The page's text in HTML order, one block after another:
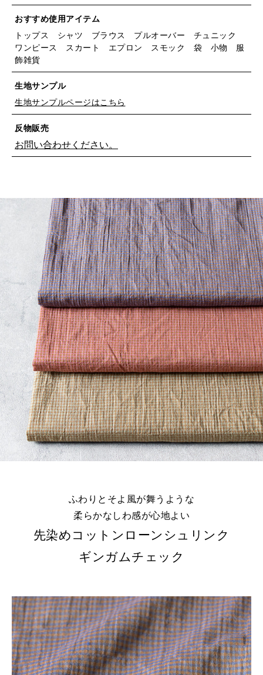
おすすめ使用アイテム
トップス シャツ ブラウス プルオーバー チュニック
ワンピース スカート エプロン スモック 袋 小物 服
飾雑貨
生地サンプル
生地サンプルページはこちら
反物販売
お問い合わせください。
※詳しくはこちら
※詳しくはこちら
※詳しくはこちら
※詳しくはこちら
ふわりとそよ風が舞うような
柔らかなしわ感が心地よい
先染めコットンローンシュリンク
ギンガムチェック